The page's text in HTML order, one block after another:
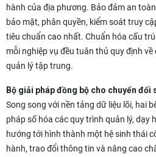
hành của địa phương. Bảo đảm an
bảo mật, phân quyền, kiểm soát truy
tiêu chuẩn cao nhất. Chuẩn hóa cấu
mỗi nghiệp vụ đều tuân thủ quy định
quản lý tập trung.
Bộ giải pháp đồng bộ cho chuyển đổi
Song song với nền tảng dữ liệu lõi, hai
pháp số hóa các quy trình quản lý, dạy
hướng tới hình thành một hệ sinh thái
hành, trao đổi thông tin và nâng cao